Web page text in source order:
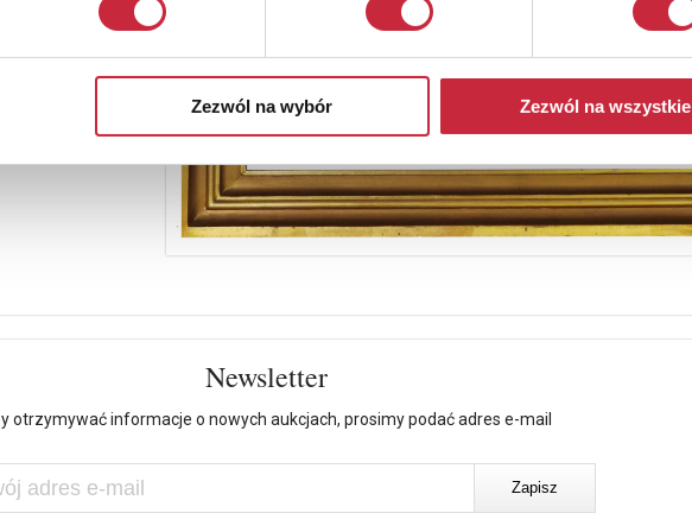
Zezwól na wybór Zezwól na wszystkie
Newsletter
otrzymywać informacje o nowych aukcjach, prosimy podać adres e-mail